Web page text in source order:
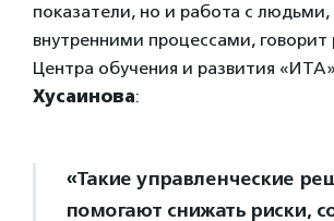
показатели, но и работа с
внутренними процессами, говорит
Центра обучения и развития «ИТА»
Хусаинова:
«Такие управленческие
помогают снижать риски,